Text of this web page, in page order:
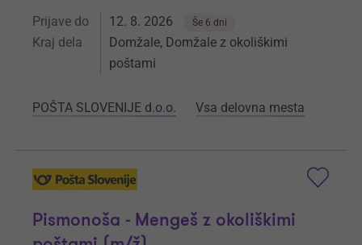
Prijave do 12. 8. 2026 Še 6 dni
Kraj dela
Domžale, Domžale z okoliškimi
poštami
POŠTA SLOVENIJE d.o.o. Vsa delovna mesta
Pismonoša - Mengeš z okoliškimi